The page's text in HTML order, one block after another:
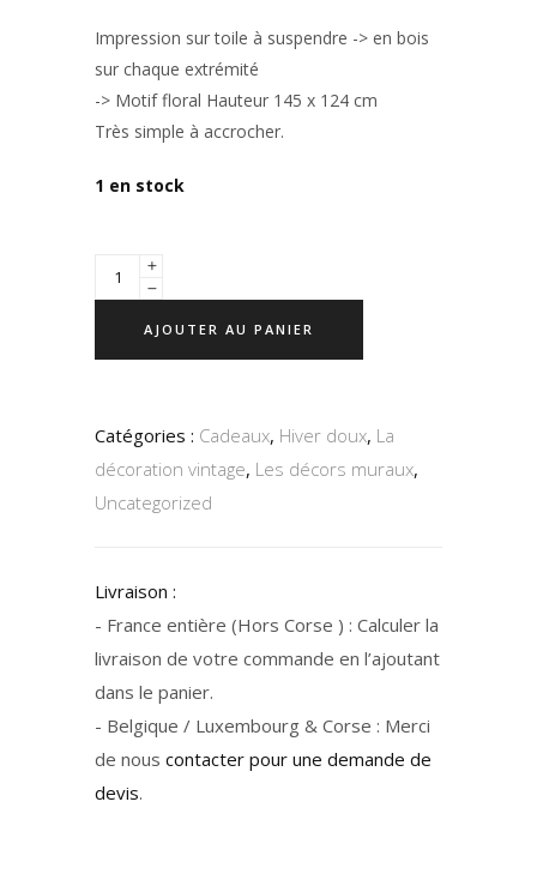
Impression sur toile à suspendre -> en bois
sur chaque extrémité
-> Motif floral Hauteur 145 x 124 cm
Très simple à accrocher.
1 en stock
AJOUTER AU PANIER
Catégories : Cadeaux, Hiver doux, La
décoration vintage, Les décors muraux,
Uncategorized
Livraison :
- France entière (Hors Corse ) : Calculer la
livraison de votre commande en l’ajoutant
dans le panier.
- Belgique / Luxembourg & Corse : Merci
de nous contacter pour une demande de
devis.